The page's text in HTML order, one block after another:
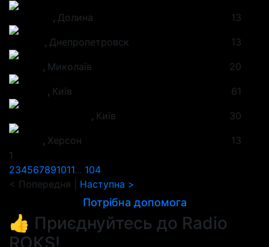
, Долина 13
, Днепропетровск 13
, Миколаїв 20
, Київ 61
, Київ 30
, Херсон
13
1
234567891011... 104
< Попередня
Наступна >
Потрібна допомога
👍 Приєднуйтесь до Radio
ROKS!